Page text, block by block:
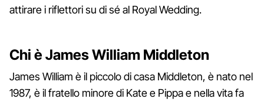
attirare i riflettori su di sé al Royal Wedding.
Chi è James William Middleton
James William è il piccolo di casa Middleton, è nato nel
1987, è il fratello minore di Kate e Pippa e nella vita fa